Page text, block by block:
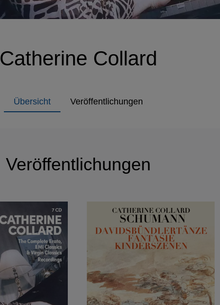
Catherine Collard
Übersicht Veröffentlichungen
Veröffentlichungen